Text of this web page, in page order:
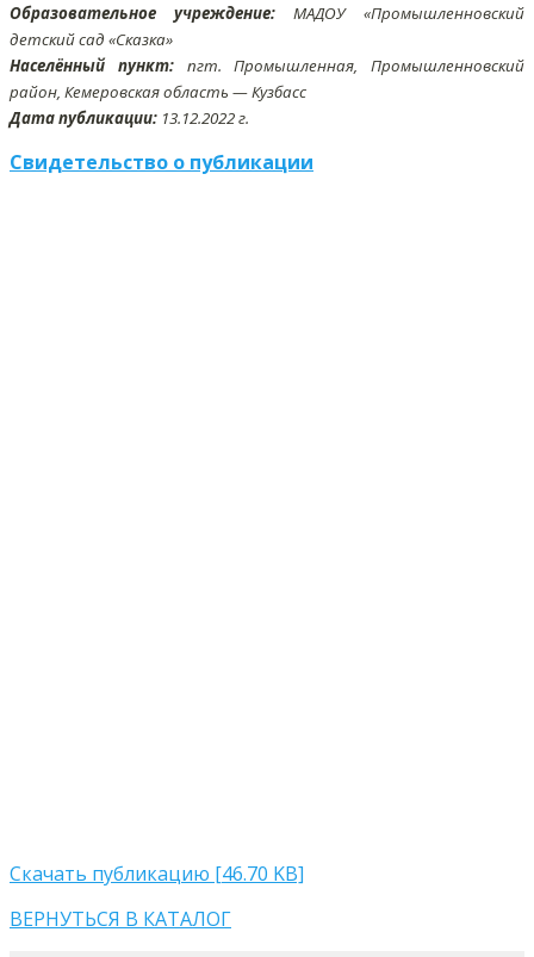
Образовательное учреждение: МАДОУ «Промышленновский
детский сад «Сказка»
Населённый пункт: пгт. Промышленная, Промышленновский
район, Кемеровская область — Кузбасс
Дата публикации: 13.12.2022 г.
Свидетельство о публикации
Скачать публикацию [46.70 KB]
ВЕРНУТЬСЯ В КАТАЛОГ